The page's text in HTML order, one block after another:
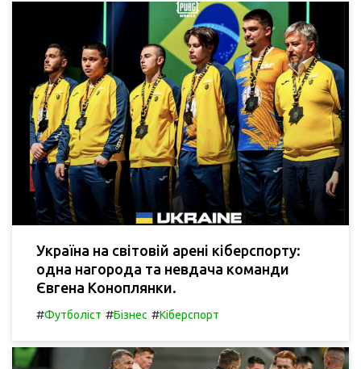
Україна на світовій арені кіберспорту:
одна нагорода та невдача команди
Євгена Коноплянки.
#Футболіст #Бізнес #Кіберспорт